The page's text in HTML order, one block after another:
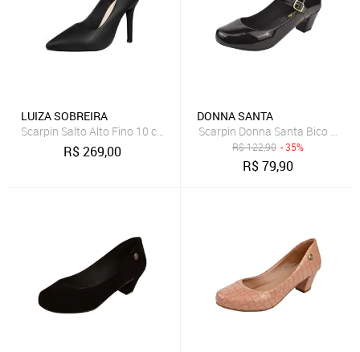
LUIZA SOBREIRA
Scarpin Salto Alto Fino 10 cm Luiza Sobreira Preto Mod. 2259
R$269,00
DONNA SANTA
Scarpin Donna Santa Bico
R$122,90 - 35%
R$79,90